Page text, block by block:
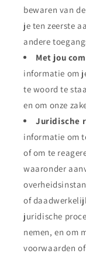
bewaren van
je ten zeerste
andere
Met jou
informatie om
te woord te
en om onze
Juridische
informatie om
of om te
waaronder
of
juridische
nemen, en om
voorwaarden